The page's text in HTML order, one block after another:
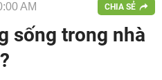
AM CHIA SẺ
sống trong nhà